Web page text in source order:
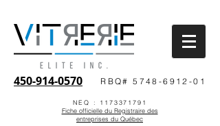
450-914-0570 RBQ# 5748-6912-01
NEQ : 1173371791
Fiche officielle du Registraire des
entreprises du Québec